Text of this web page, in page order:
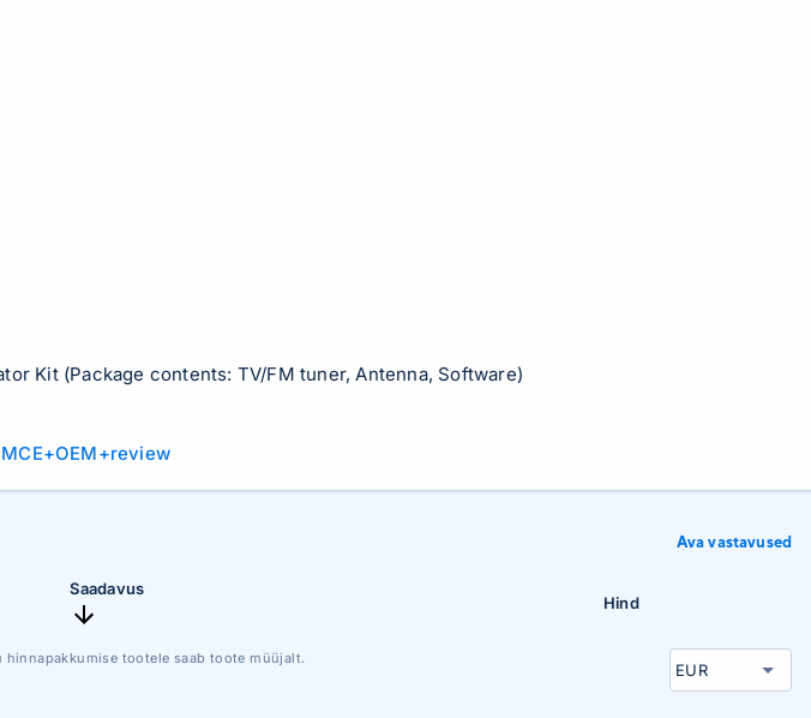
Kit (Package contents: TV/FM tuner, Antenna, Software)
Ava vastavused
Saadavus
Hind
tootele saab toote müüjalt.